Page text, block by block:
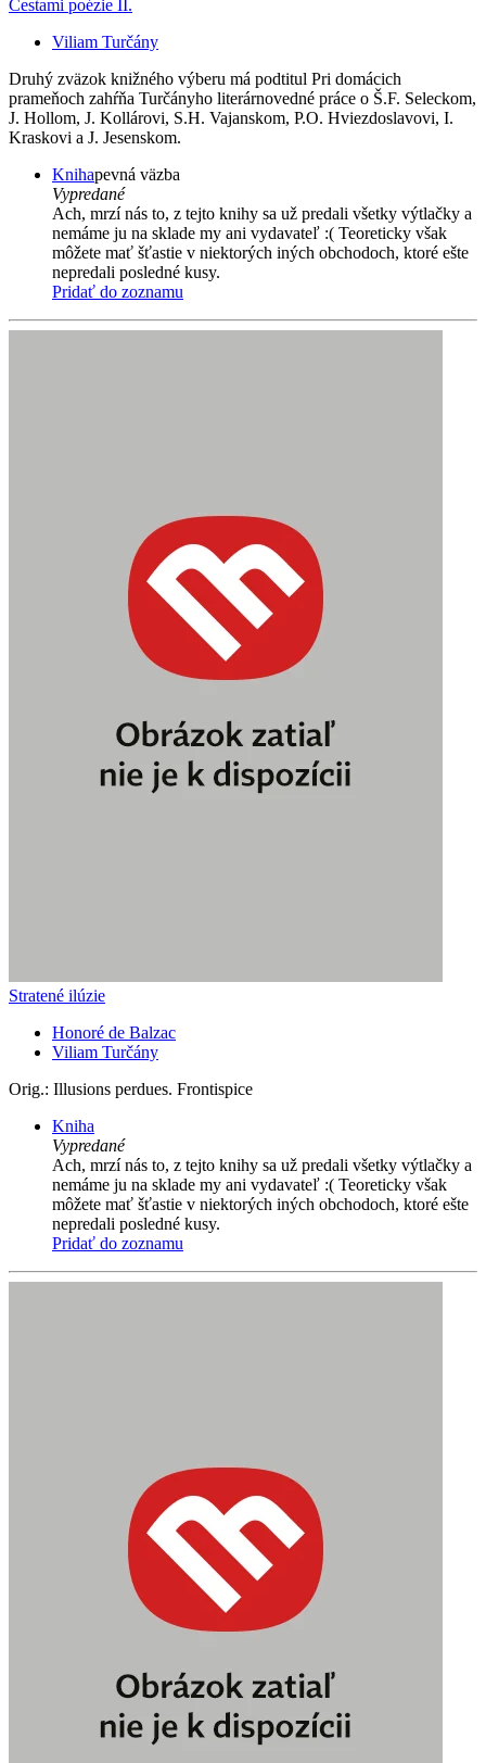
Cestami poézie II.
Viliam Turčány
Druhý zväzok knižného výberu má podtitul Pri domácich
prameňoch zahŕňa Turčányho literárnovedné práce o Š.F. Seleckom,
J. Hollom, J. Kollárovi, S.H. Vajanskom, P.O. Hviezdoslavovi, I.
Kraskovi a J. Jesenskom.
Knihapevná väzba
Vypredané
Ach, mrzí nás to, z tejto knihy sa už predali všetky výtlačky a
nemáme ju na sklade my ani vydavateľ :( Teoreticky však
môžete mať šťastie v niektorých iných obchodoch, ktoré ešte
nepredali posledné kusy.
Pridať do zoznamu
Stratené ilúzie
Honoré de Balzac
Viliam Turčány
Orig.: Illusions perdues. Frontispice
Kniha
Vypredané
Ach, mrzí nás to, z tejto knihy sa už predali všetky výtlačky a
nemáme ju na sklade my ani vydavateľ :( Teoreticky však
môžete mať šťastie v niektorých iných obchodoch, ktoré ešte
nepredali posledné kusy.
Pridať do zoznamu